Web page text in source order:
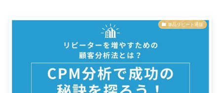
単品リピート通販